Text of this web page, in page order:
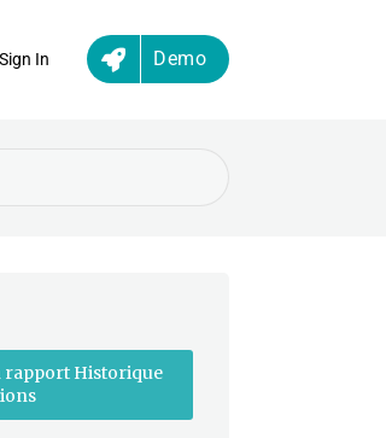
Sign In Demo
rapport Historique